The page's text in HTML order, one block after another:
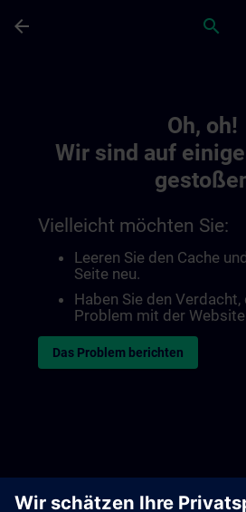
arrow_back search
Oh, oh!
Wir sind auf
Vielleicht möchten Sie:
Leeren Sie den Cache
Seite neu.
Haben Sie den Verdacht,
Problem mit der
Das Problem berichten